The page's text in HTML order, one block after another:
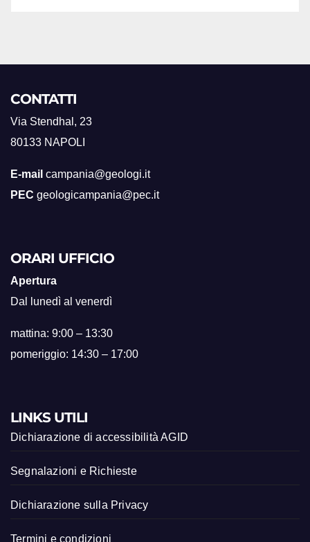
CONTATTI
Via Stendhal, 23
80133 NAPOLI
E-mail campania@geologi.it
PEC geologicampania@pec.it
ORARI UFFICIO
Apertura
Dal lunedì al venerdì
mattina: 9:00 – 13:30
pomeriggio: 14:30 – 17:00
LINKS UTILI
Dichiarazione di accessibilità AGID
Segnalazioni e Richieste
Dichiarazione sulla Privacy
Termini e condizioni